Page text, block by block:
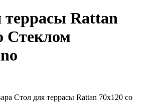
террасы Rattan
Стеклом
Стол для террасы Rattan 70x120 со